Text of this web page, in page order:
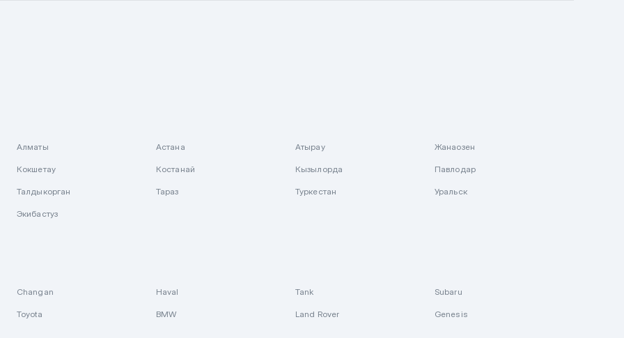
Алматы Астана Атырау Жанаозен
Кокшетау Костанай Кызылорда Павлодар
Талдыкорган Тараз Туркестан Уральск
Экибастуз
Changan Haval Tank Subaru
Toyota BMW Land Rover Genesis